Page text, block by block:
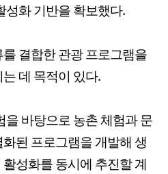
성화 기반을 확보했다.
결합한 관광 프로그램을
데 목적이 있다.
을 바탕으로 농촌 체험과 문
된 프로그램을 개발해 생
성화를 동시에 추진할 계